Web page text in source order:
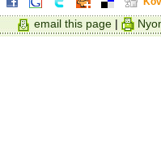
email this page |